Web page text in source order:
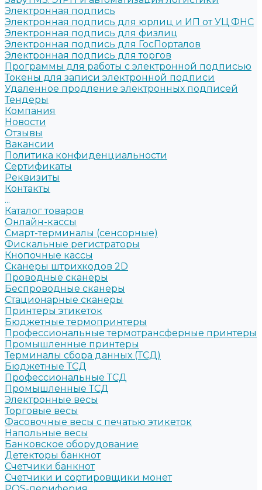
Электронная подпись
Электронная подпись для юрлиц и ИП от УЦ ФНС
Электронная подпись для физлиц
Электронная подпись для ГосПорталов
Электронная подпись для торгов
Программы для работы с электронной подписью
Токены для записи электронной подписи
Удаленное продление электронных подписей
Тендеры
Компания
Новости
Отзывы
Вакансии
Политика конфиденциальности
Сертификаты
Реквизиты
Контакты
...
Каталог товаров
Онлайн-кассы
Смарт-терминалы (сенсорные)
Фискальные регистраторы
Кнопочные кассы
Сканеры штрихкодов 2D
Проводные сканеры
Беспроводные сканеры
Стационарные сканеры
Принтеры этикеток
Бюджетные термопринтеры
Профессиональные термотрансферные принтеры
Промышленные принтеры
Терминалы сбора данных (ТСД)
Бюджетные ТСД
Профессиональные ТСД
Промышленные ТСД
Электронные весы
Торговые весы
Фасовочные весы с печатью этикеток
Напольные весы
Банковское оборудование
Детекторы банкнот
Счетчики банкнот
Счетчики и сортировщики монет